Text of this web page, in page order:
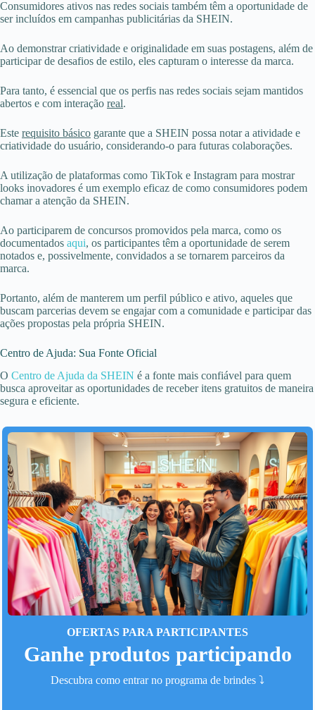
Consumidores ativos nas redes sociais também têm a oportunidade de
ser incluídos em campanhas publicitárias da SHEIN.
Ao demonstrar criatividade e originalidade em suas postagens, além de
participar de desafios de estilo, eles capturam o interesse da marca.
Para tanto, é essencial que os perfis nas redes sociais sejam mantidos
abertos e com interação real.
Este requisito básico garante que a SHEIN possa notar a atividade e
criatividade do usuário, considerando-o para futuras colaborações.
A utilização de plataformas como TikTok e Instagram para mostrar
looks inovadores é um exemplo eficaz de como consumidores podem
chamar a atenção da SHEIN.
Ao participarem de concursos promovidos pela marca, como os
documentados aqui, os participantes têm a oportunidade de serem
notados e, possivelmente, convidados a se tornarem parceiros da
marca.
Portanto, além de manterem um perfil público e ativo, aqueles que
buscam parcerias devem se engajar com a comunidade e participar das
ações propostas pela própria SHEIN.
Centro de Ajuda: Sua Fonte Oficial
O Centro de Ajuda da SHEIN é a fonte mais confiável para quem
busca aproveitar as oportunidades de receber itens gratuitos de maneira
segura e eficiente.
OFERTAS PARA PARTICIPANTES
Ganhe produtos participando
Descubra como entrar no programa de brindes ⤵️